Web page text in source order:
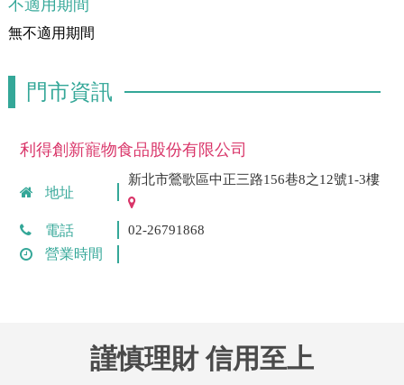
不適用期間
無不適用期間
門市資訊
利得創新寵物食品股份有限公司
地址
新北市鶯歌區中正三路156巷8之12號1-3樓
電話 02-26791868
營業時間
謹慎理財 信用至上